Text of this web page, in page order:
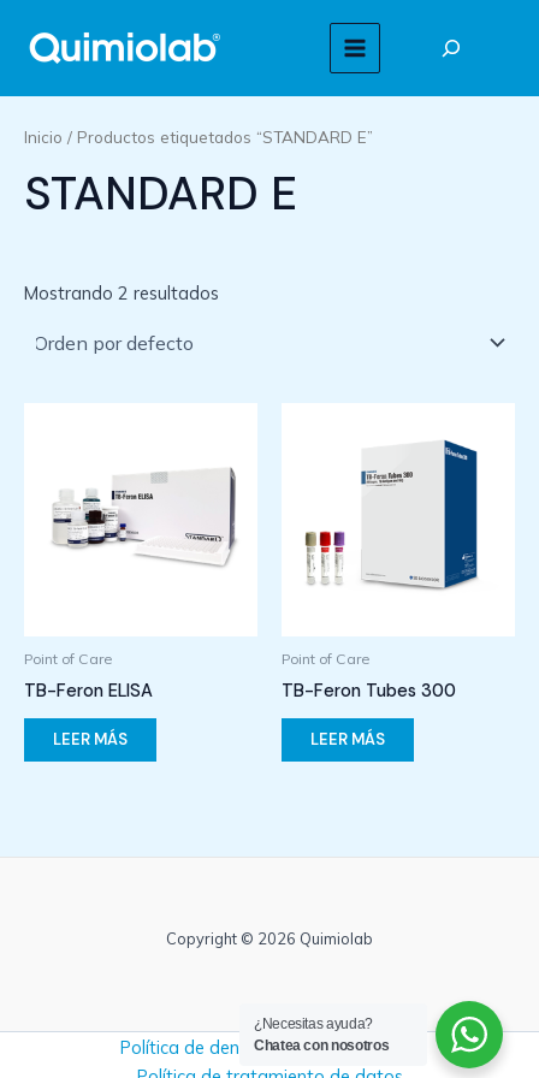
contenido
MAIN
Inicio / Productos etiquetados “STANDARD E”
STANDARD E
Mostrando 2 resultados
Point of Care
TB-Feron ELISA
LEER MÁS
Point of Care
TB-Feron Tubes 300
LEER MÁS
Copyright © 2026 Quimiolab
Política de denuncias y no retaliación
¿Necesitas ayuda?
Chatea con nosotros